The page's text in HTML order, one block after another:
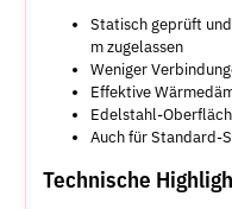
Statisch geprüft
m zugelassen
Weniger
Effektive
Edelstahl-
Auch für Standard-
Technische